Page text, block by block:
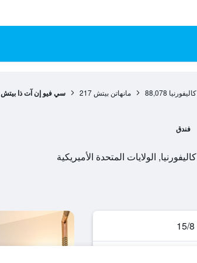
كاليفورنيا 88,078 مانهاتن بيتش 217 سي فيو إن آت ذا بيتش
فندق